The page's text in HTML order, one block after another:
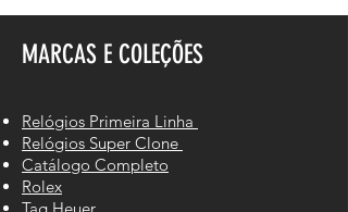
MARCAS E COLEÇÕES
Relógios Primeira Linha
Relógios Super Clone
Catálogo Completo
Rolex